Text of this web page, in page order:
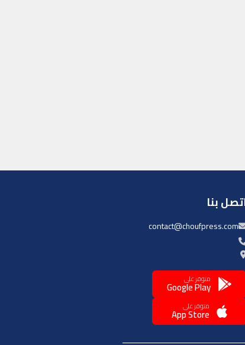
بنا
contact@choufpress.com
متوفر على
Google Play
متوفر على
App Store